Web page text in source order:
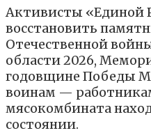
Активисты «Единой
восстановить
Отечественной
области 2026,
годовщине Победы
воинам —
мясокомбината
состоянии.